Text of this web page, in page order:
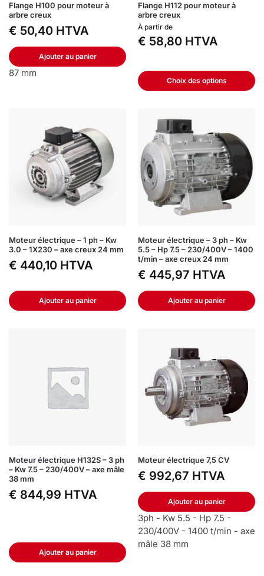
Flange H100 pour moteur à
arbre creux
€ 50,40 HTVA
Ajouter au panier
87 mm
Flange H112 pour moteur à
arbre creux
À partir de
€ 58,80 HTVA
Choix des options
Moteur électrique – 1 ph – Kw
3.0 – 1X230 – axe creux 24 mm
€ 440,10 HTVA
Ajouter au panier
Moteur électrique – 3 ph – Kw
5.5 – Hp 7.5 – 230/400V – 1400
t/min – axe creux 24 mm
€ 445,97 HTVA
Ajouter au panier
Moteur électrique H132S – 3 ph
– Kw 7.5 – 230/400V – axe mâle
38 mm
€ 844,99 HTVA
Ajouter au panier
Moteur électrique 7,5 CV
€ 992,67 HTVA
Ajouter au panier
3ph - Kw 5.5 - Hp 7.5 -
230/400V - 1400 t/min - axe
mâle 38 mm